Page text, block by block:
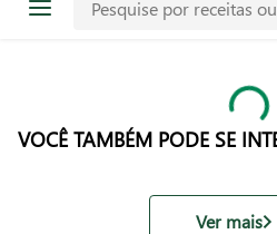
VOCÊ TAMBÉM PODE SE
Ver mais